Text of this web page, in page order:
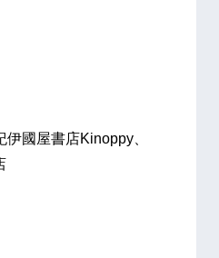
國屋書店Kinoppy、